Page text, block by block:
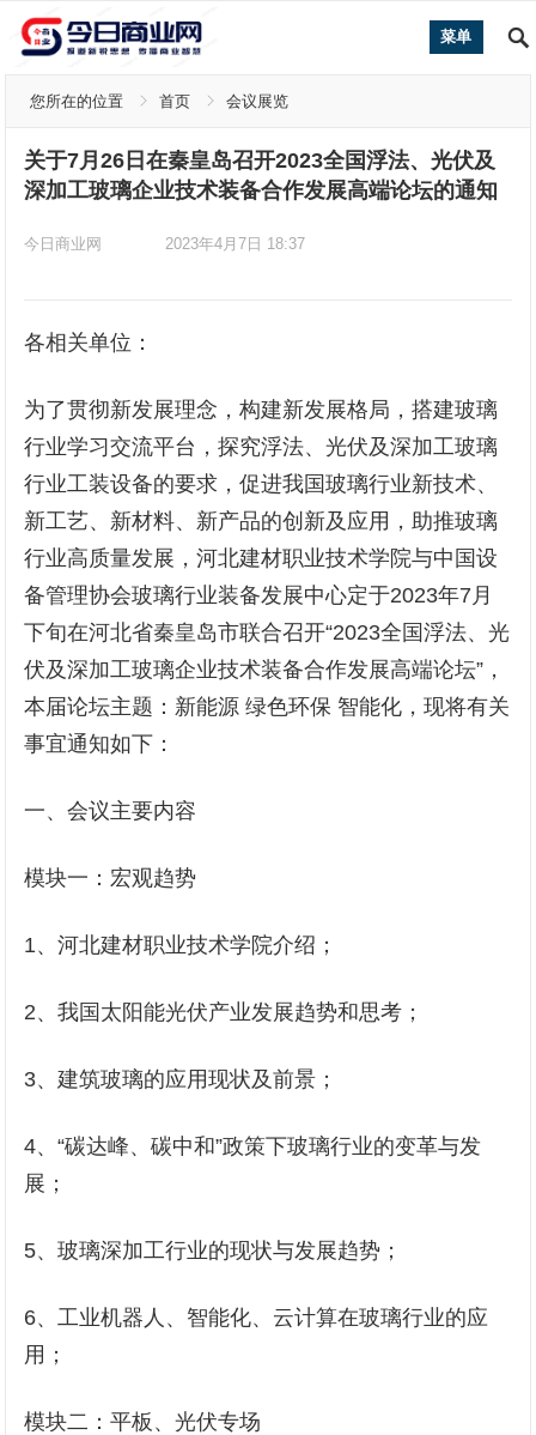
菜单
您所在的位置 首页 会议展览
关于7月26日在秦皇岛召开2023全国浮法、光伏及
深加工玻璃企业技术装备合作发展高端论坛的通知
今日商业网 2023年4月7日 18:37
各相关单位：
为了贯彻新发展理念，构建新发展格局，搭建玻璃
行业学习交流平台，探究浮法、光伏及深加工玻璃
行业工装设备的要求，促进我国玻璃行业新技术、
新工艺、新材料、新产品的创新及应用，助推玻璃
行业高质量发展，河北建材职业技术学院与中国设
备管理协会玻璃行业装备发展中心定于2023年7月
下旬在河北省秦皇岛市联合召开“2023全国浮法、光
伏及深加工玻璃企业技术装备合作发展高端论坛”，
本届论坛主题：新能源 绿色环保 智能化，现将有关
事宜通知如下：
一、会议主要内容
模块一：宏观趋势
1、河北建材职业技术学院介绍；
2、我国太阳能光伏产业发展趋势和思考；
3、建筑玻璃的应用现状及前景；
4、“碳达峰、碳中和”政策下玻璃行业的变革与发
展；
5、玻璃深加工行业的现状与发展趋势；
6、工业机器人、智能化、云计算在玻璃行业的应
用；
模块二：平板、光伏专场